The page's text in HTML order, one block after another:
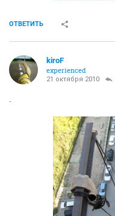
ОТВЕТИТЬ
kiroF
experienced
21 октября 2010
.